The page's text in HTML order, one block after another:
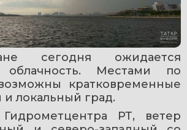
сегодня ожидается
облачность. Местами по
кратковременные
локальный град.
РТ, ветер